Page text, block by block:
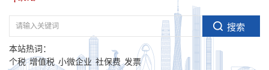
本站热词：
个税 增值税 小微企业 社保费 发票